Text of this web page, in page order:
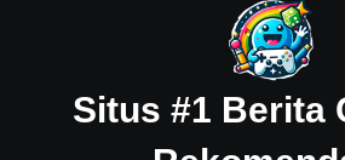
Situs #1 Berita